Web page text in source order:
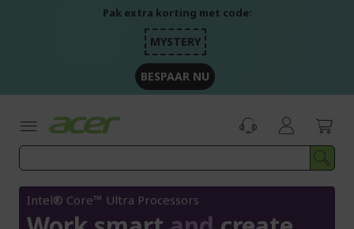
Pak extra korting met code:
MYSTERY
BESPAAR NU
Intel® Core™ Ultra Processors